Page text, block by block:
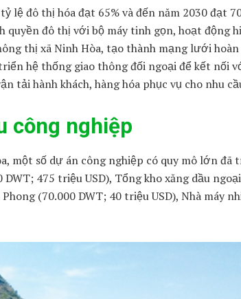
lệ đô thị hóa đạt 65% và đến năm 2030 đạt
đô thị với bộ máy tinh gọn, hoạt động
thị xã Ninh Hòa, tạo thành mạng lưới hoàn
hệ thống giao thông đối ngoại để kết nối
tải hành khách, hàng hóa phục vụ cho nhu
công nghiệp
một số dự án công nghiệp có quy mô lớn đã
475 triệu USD), Tổng kho xăng dầu
(70.000 DWT; 40 triệu USD), Nhà máy